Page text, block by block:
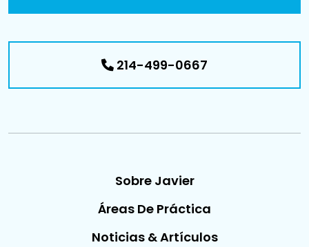
214-499-0667
Sobre Javier
Áreas De Práctica
Noticias & Artículos